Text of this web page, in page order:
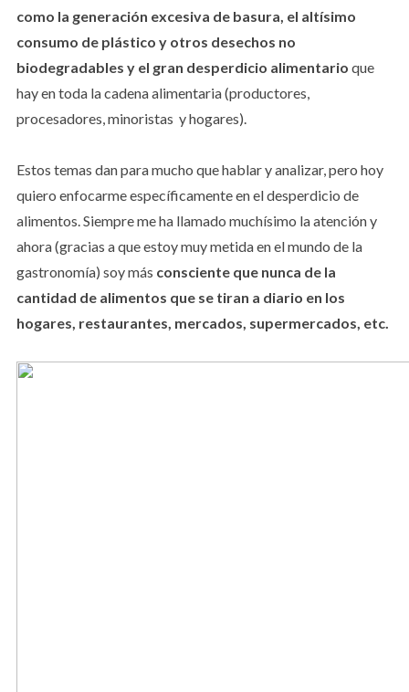
como la generación excesiva de basura, el altísimo
consumo de plástico y otros desechos no
biodegradables y el gran desperdicio alimentario que
hay en toda la cadena alimentaria (productores,
procesadores, minoristas y hogares).
Estos temas dan para mucho que hablar y analizar, pero hoy
quiero enfocarme específicamente en el desperdicio de
alimentos. Siempre me ha llamado muchísimo la atención y
ahora (gracias a que estoy muy metida en el mundo de la
gastronomía) soy más consciente que nunca de la
cantidad de alimentos que se tiran a diario en los
hogares, restaurantes, mercados, supermercados, etc.